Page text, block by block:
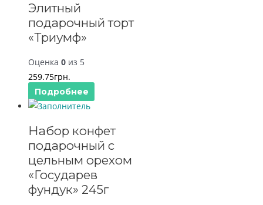
Элитный
подарочный торт
«Триумф»
Оценка 0 из 5
259.75грн.
Подробнее
Набор конфет
подарочный с
цельным орехом
«Государев
фундук» 245г